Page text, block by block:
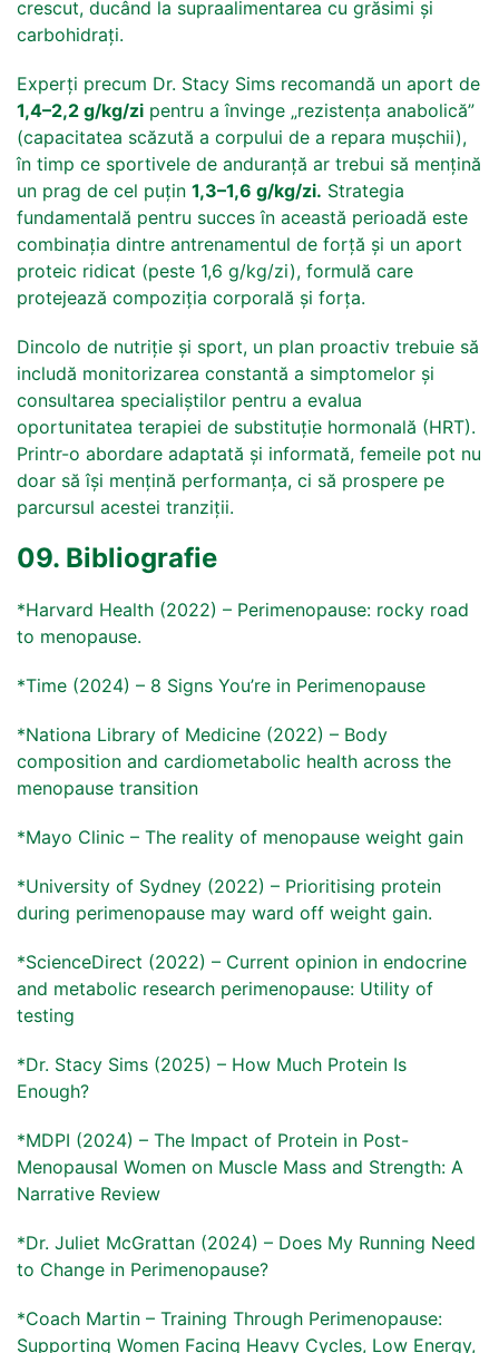
crescut, ducând la supraalimentarea cu grăsimi și
carbohidrați.
Experți precum Dr. Stacy Sims recomandă un aport de
1,4–2,2 g/kg/zi pentru a învinge „rezistența anabolică”
(capacitatea scăzută a corpului de a repara mușchii),
în timp ce sportivele de anduranță ar trebui să mențină
un prag de cel puțin 1,3–1,6 g/kg/zi. Strategia
fundamentală pentru succes în această perioadă este
combinația dintre antrenamentul de forță și un aport
proteic ridicat (peste 1,6 g/kg/zi), formulă care
protejează compoziția corporală și forța.
Dincolo de nutriție și sport, un plan proactiv trebuie să
includă monitorizarea constantă a simptomelor și
consultarea specialiștilor pentru a evalua
oportunitatea terapiei de substituție hormonală (HRT).
Printr-o abordare adaptată și informată, femeile pot nu
doar să își mențină performanța, ci să prospere pe
parcursul acestei tranziții.
09. Bibliografie
*Harvard Health (2022) – Perimenopause: rocky road
to menopause.
*Time (2024) – 8 Signs You’re in Perimenopause
*Nationa Library of Medicine (2022) – Body
composition and cardiometabolic health across the
menopause transition
*Mayo Clinic – The reality of menopause weight gain
*University of Sydney (2022) – Prioritising protein
during perimenopause may ward off weight gain.
*ScienceDirect (2022) – Current opinion in endocrine
and metabolic research perimenopause: Utility of
testing
*Dr. Stacy Sims (2025) – How Much Protein Is
Enough?
*MDPI (2024) – The Impact of Protein in Post-
Menopausal Women on Muscle Mass and Strength: A
Narrative Review
*Dr. Juliet McGrattan (2024) – Does My Running Need
to Change in Perimenopause?
*Coach Martin – Training Through Perimenopause:
Supporting Women Facing Heavy Cycles, Low Energy,